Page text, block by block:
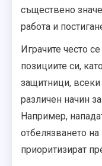
съществено
работа и
Играчите често
позициите си,
защитници, всеки
различен начин
Например,
отбелязването
приоритизират